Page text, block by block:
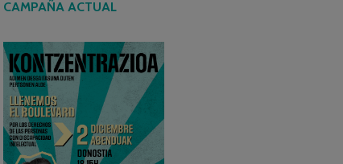
CAMPAÑA ACTUAL